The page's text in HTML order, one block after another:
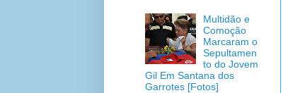
Multidão e
Comoção
Marcaram o
Sepultamen
to do Jovem
Gil Em Santana dos
Garrotes [Fotos]